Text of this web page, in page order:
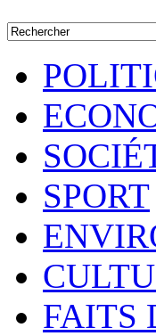
SPORT
FAITS